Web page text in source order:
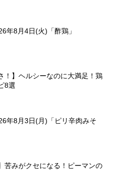
年8月4日(火)「酢鶏」
！】ヘルシーなのに大満足！鶏
8選
年8月3日(月)「ピリ辛肉みそ
苦みがクセになる！ピーマンの